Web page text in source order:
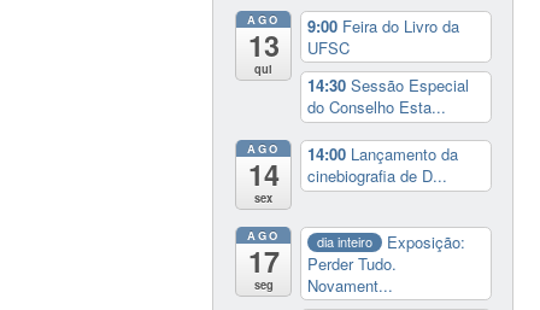
AGO
13
qui
9:00 Feira do Livro da
UFSC
14:30Sessão Especial
do Conselho Esta...
AGO
14
sex
14:00 Lançamento da
cinebiografia de D...
AGO
17
seg
dia inteiro
Exposição:
Perder Tudo.
Novament...